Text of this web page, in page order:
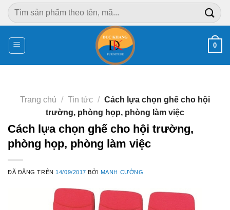
Chuyển
đến
dung
Tìm
kiếm:
0
Trang chủ / Tin tức / Cách lựa chọn ghế cho hội
trường, phòng họp, phòng làm việc
Cách lựa chọn ghế cho hội trường,
phòng họp, phòng làm việc
ĐÃ ĐĂNG TRÊN 14/09/2017 BỞI MẠNH CƯỜNG